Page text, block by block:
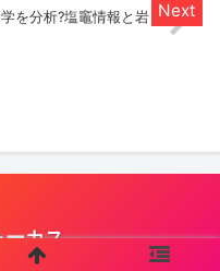
を分析?塩竈情報と岩
ーカス